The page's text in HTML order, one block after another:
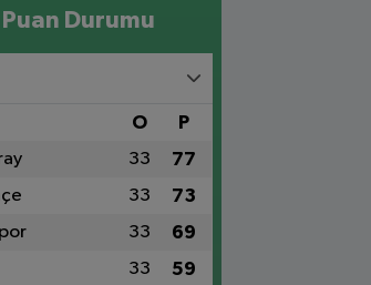
Durumu
O P
33 77
33 73
33 69
33 59